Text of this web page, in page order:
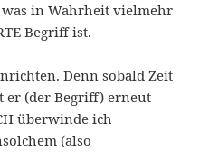
was in Wahrheit vielmehr
Begriff ist.
Denn sobald Zeit
er (der Begriff) erneut
überwinde ich
(also